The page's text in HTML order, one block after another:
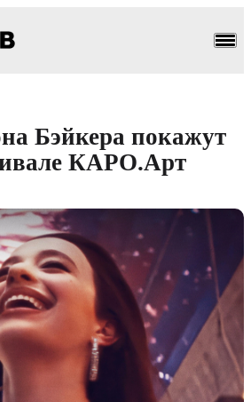
Бэйкера покажут
КАРО.Арт